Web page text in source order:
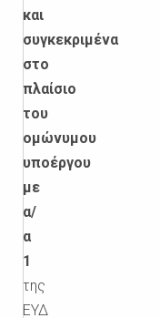
και
συγκεκριμένα
στο
πλαίσιο
του
ομώνυμου
υποέργου
με
α/
α
1
της
ΕΥΔ